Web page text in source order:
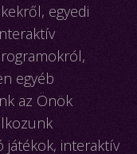
egyedi
egyéb
az Önök
játékok, interaktív